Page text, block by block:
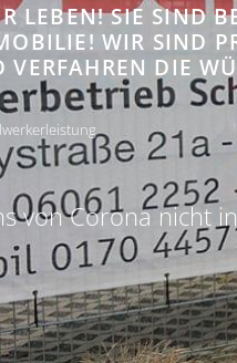
LEBEN! SIE SIND
WIR SIND
DIE
von Corona nicht